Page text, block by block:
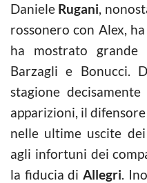
Daniele Rugani,
rossonero con Alex,
ha mostrato grande
Barzagli e Bonucci.
stagione
apparizioni, il
nelle ultime uscite
agli infortuni dei
la fiducia di Allegri.